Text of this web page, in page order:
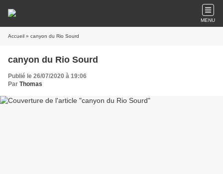
MENU
Accueil » canyon du Rio Sourd
canyon du Rio Sourd
Publié le 26/07/2020 à 19:06
Par Thomas